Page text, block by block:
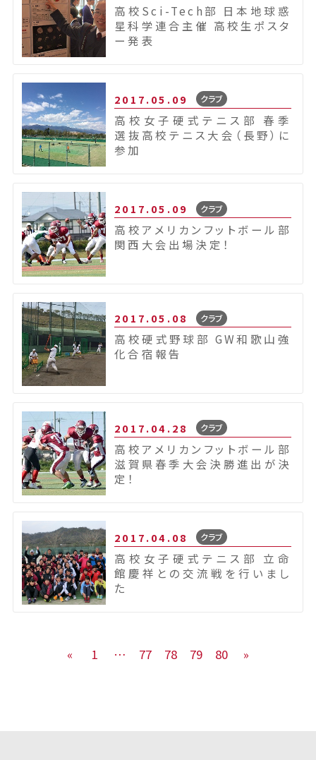
高校Sci-Tech部 日本地球惑
星科学連合主催 高校生ポスタ
ー発表
2017.05.09 クラブ
高校女子硬式テニス部 春季
選抜高校テニス大会（長野）に
参加
2017.05.09 クラブ
高校アメリカンフットボール部
関西大会出場決定！
2017.05.08 クラブ
高校硬式野球部 GW和歌山強
化合宿報告
2017.04.28 クラブ
高校アメリカンフットボール部
滋賀県春季大会決勝進出が決
定！
2017.04.08 クラブ
高校女子硬式テニス部 立命
館慶祥との交流戦を行いまし
た
« 1 … 77 78 79 80 »